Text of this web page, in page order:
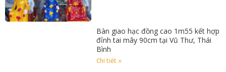
Bàn giao hạc đồng cao 1m55 kết hợp
đỉnh tai mây 90cm tại Vũ Thư, Thái
Bình
Chi tiết »